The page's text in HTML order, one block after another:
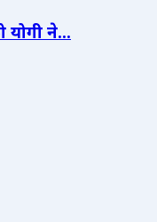
योगी ने...